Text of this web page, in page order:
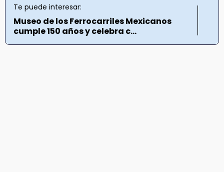
Te puede interesar:
Museo de los Ferrocarriles Mexicanos
cumple 150 años y celebra c...